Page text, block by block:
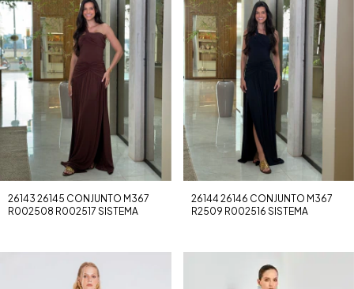
26143 26145 CONJUNTO M367
R002508 R002517 SISTEMA
26144 26146 CONJUNTO M367
R2509 R002516 SISTEMA